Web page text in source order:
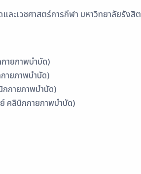
ะเวชศาสตร์การกีฬา มหาวิทยาลัยรังสิต
ายภาพบำบัด)
ายภาพบำบัด)
กกายภาพบำบัด)
คลินิกกายภาพบำบัด)